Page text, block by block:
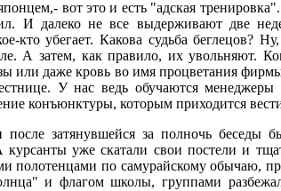
вот это и есть "адская
И далеко не все выдерживают две
кто убегает. Какова судьба
А затем, как правило, их увольняют.
или даже кровь во имя процветания
У нас ведь обучаются
конъюнктуры, которым приходится
после затянувшейся за полночь беседы
курсанты уже скатали свои постели и
полотенцами по самурайскому обычаю,
и флагом школы, группами